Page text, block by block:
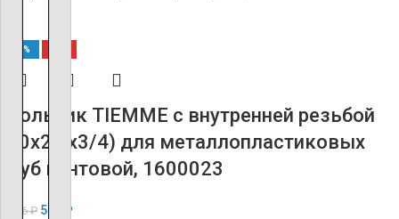
-60%
Угольник TIEMME с внутренней резьбой
(20х2.0х3/4) для металлопластиковых
труб винтовой, 1600023
1 266₽ 506 ₽